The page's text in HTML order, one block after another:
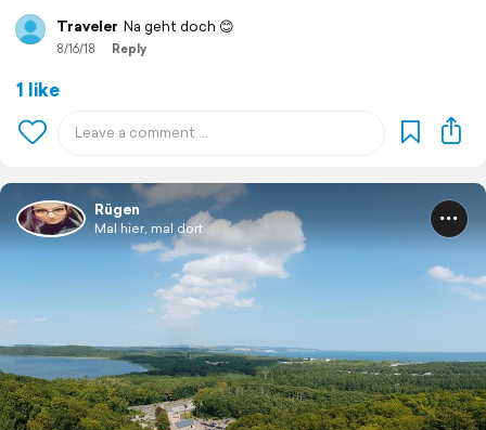
Traveler Na geht doch 😊
8/16/18 Reply
1 like
Rügen
Mal hier, mal dort